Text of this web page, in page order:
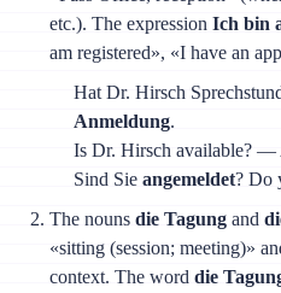
etc.). The expressionIch bin
am registered», «I have an
Hat Dr. Hirsch
Anmeldung.
Is Dr. Hirsch available?
Sind Sieangemeldet? Do
The nounsdie Tagung and
«sitting (session; meeting)»
context. The worddie